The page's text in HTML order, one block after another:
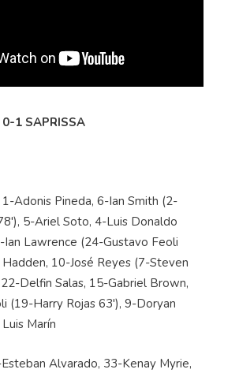
0-1 SAPRISSA
Adonis Pineda, 6-Ian Smith (2-
5-Ariel Soto, 4-Luis Donaldo
Ian Lawrence (24-Gustavo Feoli
10-José Reyes (7-Steven
Delfin Salas, 15-Gabriel Brown,
(19-Harry Rojas 63'), 9-Doryan
Marín
Alvarado, 33-Kenay Myrie,